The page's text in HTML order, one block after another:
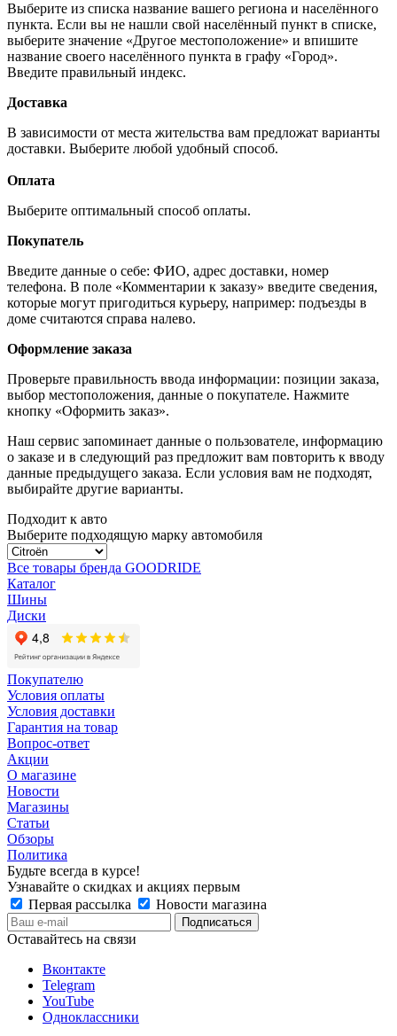
Выберите из списка название вашего региона и населённого
пункта. Если вы не нашли свой населённый пункт в списке,
выберите значение «Другое местоположение» и впишите
название своего населённого пункта в графу «Город».
Введите правильный индекс.
Доставка
В зависимости от места жительства вам предложат варианты
доставки. Выберите любой удобный способ.
Оплата
Выберите оптимальный способ оплаты.
Покупатель
Введите данные о себе: ФИО, адрес доставки, номер
телефона. В поле «Комментарии к заказу» введите сведения,
которые могут пригодиться курьеру, например: подъезды в
доме считаются справа налево.
Оформление заказа
Проверьте правильность ввода информации: позиции заказа,
выбор местоположения, данные о покупателе. Нажмите
кнопку «Оформить заказ».
Наш сервис запоминает данные о пользователе, информацию
о заказе и в следующий раз предложит вам повторить к вводу
данные предыдущего заказа. Если условия вам не подходят,
выбирайте другие варианты.
Подходит к авто
Выберите подходящую марку автомобиля
Все товары бренда GOODRIDE
Каталог
Шины
Диски
Покупателю
Условия оплаты
Условия доставки
Гарантия на товар
Вопрос-ответ
Акции
О магазине
Новости
Магазины
Статьи
Обзоры
Политика
Будьте всегда в курсе!
Узнавайте о скидках и акциях первым
Первая рассылка
Новости магазина
Оставайтесь на связи
Вконтакте
Telegram
YouTube
Одноклассники